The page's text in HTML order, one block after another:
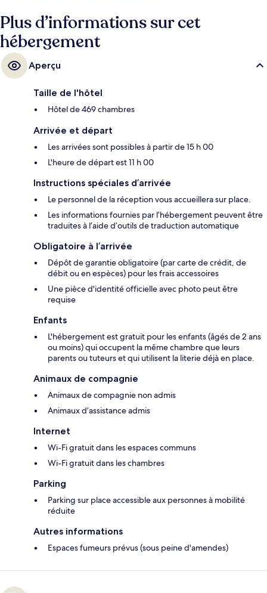
Plus d’informations sur cet
hébergement
Aperçu
Taille de l'hôtel
Hôtel de 469 chambres
Arrivée et départ
Les arrivées sont possibles à partir de 15 h 00
L'heure de départ est 11 h 00
Instructions spéciales d’arrivée
Le personnel de la réception vous accueillera sur place.
Les informations fournies par l’hébergement peuvent être
traduites à l’aide d’outils de traduction automatique
Obligatoire à l’arrivée
Dépôt de garantie obligatoire (par carte de crédit, de
débit ou en espèces) pour les frais accessoires
Une pièce d'identité officielle avec photo peut être
requise
Enfants
L'hébergement est gratuit pour les enfants (âgés de 2 ans
ou moins) qui occupent la même chambre que leurs
parents ou tuteurs et qui utilisent la literie déjà en place.
Animaux de compagnie
Animaux de compagnie non admis
Animaux d’assistance admis
Internet
Wi-Fi gratuit dans les espaces communs
Wi-Fi gratuit dans les chambres
Parking
Parking sur place accessible aux personnes à mobilité
réduite
Autres informations
Espaces fumeurs prévus (sous peine d'amendes)